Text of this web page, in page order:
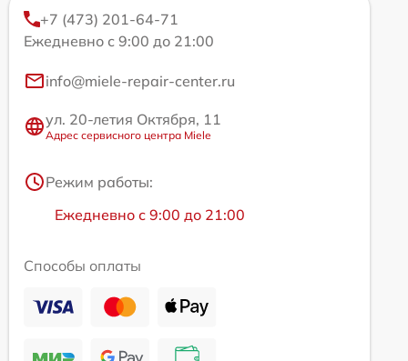
+7 (473) 201-64-71
Ежедневно с 9:00 до 21:00
info@miele-repair-center.ru
ул. 20-летия Октября, 11
Адрес сервисного центра Miele
Режим работы:
Ежедневно с 9:00 до 21:00
Способы оплаты